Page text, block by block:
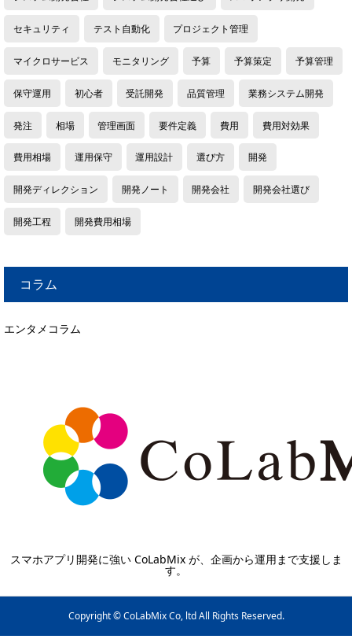
セキュリティ テスト自動化 プロジェクト管理
マイクロサービス モニタリング 予算 予算策定 予算管理
保守運用 初心者 受託開発 品質管理 業務システム開発
発注 相場 管理画面 要件定義 費用 費用対効果
費用相場 運用保守 運用設計 選び方 開発
開発ディレクション 開発ノート 開発会社 開発会社選び
開発工程 開発費用相場
コラム
エンタメコラム
スマホアプリ開発に強い CoLabMix が、企画から運用まで支援しま
す。
Copyright © CoLabMix Co, ltd All Rights Reserved.